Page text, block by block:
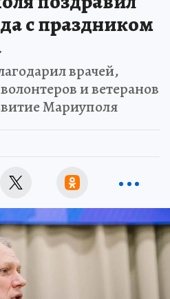
с праздником
врачей,
и ветеранов
Мариуполя